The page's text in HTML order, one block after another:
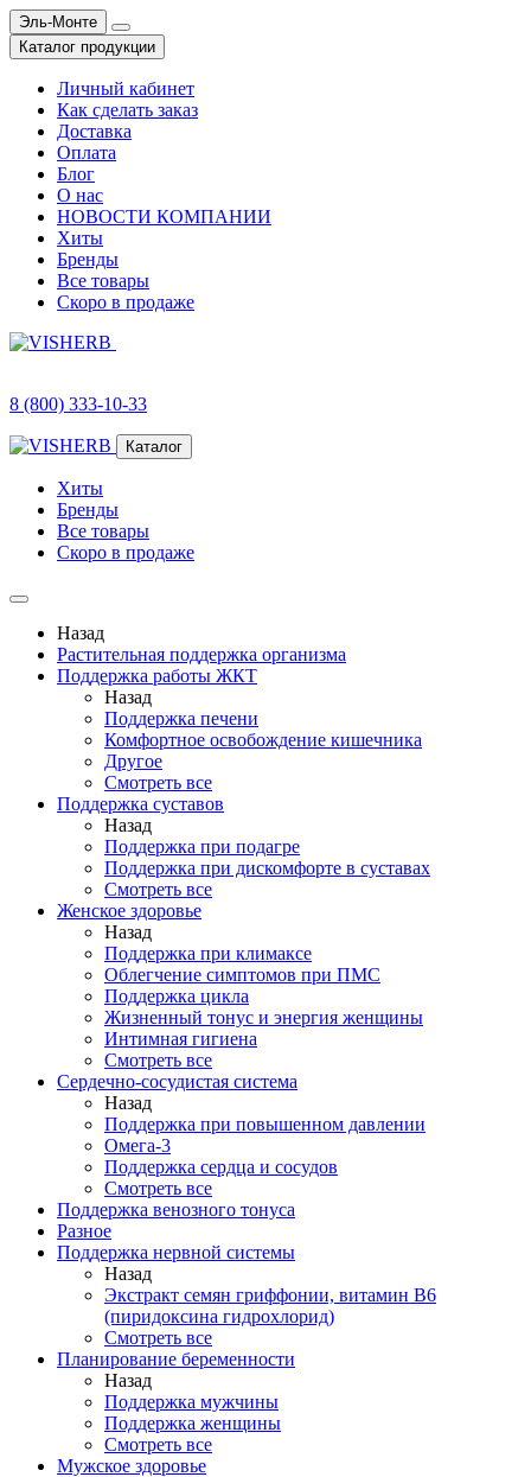
Эль-Монте
Каталог продукции
Личный кабинет
Как сделать заказ
Доставка
Оплата
Блог
О нас
НОВОСТИ КОМПАНИИ
Хиты
Бренды
Все товары
Скоро в продаже
8 (800) 333-10-33
Каталог
Хиты
Бренды
Все товары
Скоро в продаже
Назад
Растительная поддержка организма
Поддержка работы ЖКТ
Назад
Поддержка печени
Комфортное освобождение кишечника
Другое
Смотреть все
Поддержка суставов
Назад
Поддержка при подагре
Поддержка при дискомфорте в суставах
Смотреть все
Женское здоровье
Назад
Поддержка при климаксе
Облегчение симптомов при ПМС
Поддержка цикла
Жизненный тонус и энергия женщины
Интимная гигиена
Смотреть все
Сердечно-сосудистая система
Назад
Поддержка при повышенном давлении
Омега-3
Поддержка сердца и сосудов
Смотреть все
Поддержка венозного тонуса
Разное
Поддержка нервной системы
Назад
Экстракт семян гриффонии, витамин В6
(пиридоксина гидрохлорид)
Смотреть все
Планирование беременности
Назад
Поддержка мужчины
Поддержка женщины
Смотреть все
Мужское здоровье